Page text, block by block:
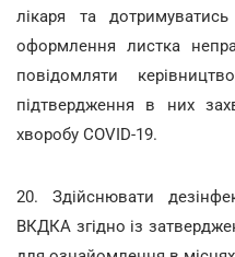
лікаря та
оформлення листка
повідомляти
підтвердження в них
хворобу COVID-19.
20. Здійснювати
ВКДКА згідно із